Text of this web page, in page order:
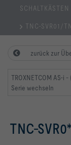
SCHALTKÄSTEN
TNC-SVR01/
zurück zur
TROXNETCOM AS-i -
Serie wechseln
TNC-SVR0*